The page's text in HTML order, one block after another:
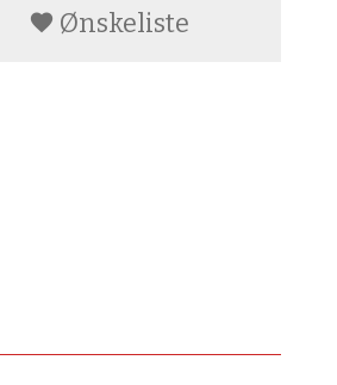
Ønskeliste